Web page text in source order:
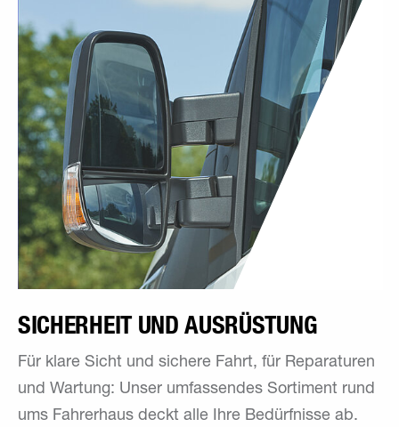
SICHERHEIT UND AUSRÜSTUNG
Für klare Sicht und sichere Fahrt, für Reparaturen
und Wartung: Unser umfassendes Sortiment rund
ums Fahrerhaus deckt alle Ihre Bedürfnisse ab.